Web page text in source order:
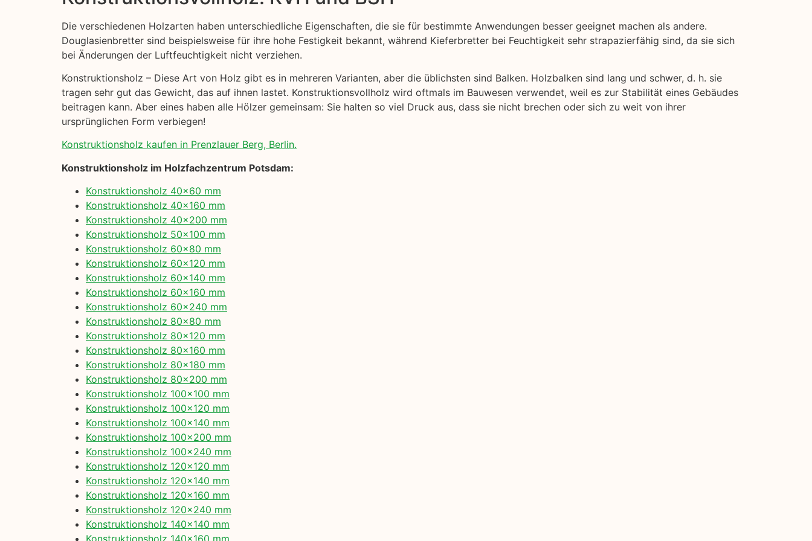
Die verschiedenen Holzarten haben unterschiedliche Eigenschaften, die sie für bestimmte Anwendungen besser geeignet machen als andere.
Douglasienbretter sind beispielsweise für ihre hohe Festigkeit bekannt, während Kieferbretter bei Feuchtigkeit sehr strapazierfähig sind, da sie sich
bei Änderungen der Luftfeuchtigkeit nicht verziehen.
Konstruktionsholz – Diese Art von Holz gibt es in mehreren Varianten, aber die üblichsten sind Balken. Holzbalken sind lang und schwer, d. h. sie
tragen sehr gut das Gewicht, das auf ihnen lastet. Konstruktionsvollholz wird oftmals im Bauwesen verwendet, weil es zur Stabilität eines Gebäudes
beitragen kann. Aber eines haben alle Hölzer gemeinsam: Sie halten so viel Druck aus, dass sie nicht brechen oder sich zu weit von ihrer
ursprünglichen Form verbiegen!
Konstruktionsholz kaufen in Prenzlauer Berg, Berlin.
Konstruktionsholz im Holzfachzentrum Potsdam:
Konstruktionsholz 40×60 mm
Konstruktionsholz 40×160 mm
Konstruktionsholz 40×200 mm
Konstruktionsholz 50×100 mm
Konstruktionsholz 60×80 mm
Konstruktionsholz 60×120 mm
Konstruktionsholz 60×140 mm
Konstruktionsholz 60×160 mm
Konstruktionsholz 60×240 mm
Konstruktionsholz 80×80 mm
Konstruktionsholz 80×120 mm
Konstruktionsholz 80×160 mm
Konstruktionsholz 80×180 mm
Konstruktionsholz 80×200 mm
Konstruktionsholz 100×100 mm
Konstruktionsholz 100×120 mm
Konstruktionsholz 100×140 mm
Konstruktionsholz 100×200 mm
Konstruktionsholz 100×240 mm
Konstruktionsholz 120×120 mm
Konstruktionsholz 120×140 mm
Konstruktionsholz 120×160 mm
Konstruktionsholz 120×240 mm
Konstruktionsholz 140×140 mm